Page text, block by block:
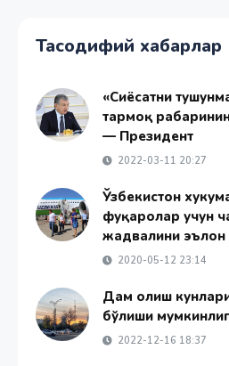
Тасодифий хабарлар
«Сиёсатни
тармоқ
— Президент
2022-03-11 20:27
Ўзбекистон
фуқаролар учун
жадвалини эълон
2020-05-12 23:14
Дам олиш
бўлиши
2022-12-16 18:37